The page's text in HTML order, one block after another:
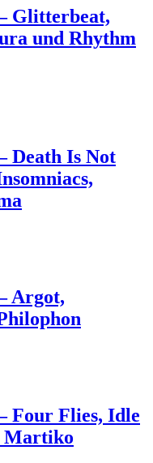
Glitterbeat,
und Rhythm
Death Is Not
Argot,
Four Flies, Idle
Martiko